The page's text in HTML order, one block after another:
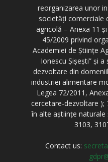
reorganizarea unor
societăți comerciale
agricolă – Anexa 11
45/2009 privind
Academiei de Științe
Ionescu Șișești” și
dezvoltare din
industriei alimentare
Legea 72/2011,
cercetare-dezvoltare );
în alte aștiințe naturale
3103,
Contact us: